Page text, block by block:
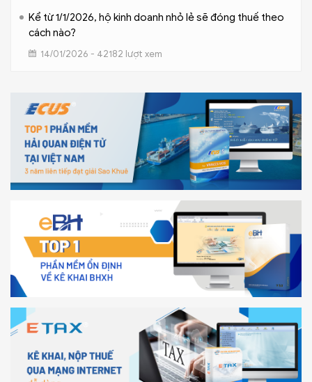
Kể từ 1/1/2026, hộ kinh doanh nhỏ lẻ sẽ đóng thuế theo
cách nào?
14/01/2026 - 42182 lượt xem